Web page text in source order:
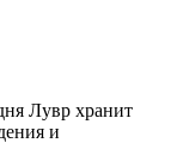
Лувр хранит
и